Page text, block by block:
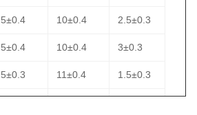
5±0.4 10±0.4 2.5±0.3
5±0.4 10±0.4 3±0.3
5±0.3 11±0.4 1.5±0.3